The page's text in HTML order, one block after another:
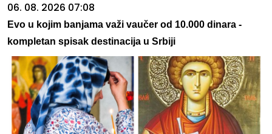
06. 08. 2026 07:08
Evo u kojim banjama važi vaučer od 10.000 dinara -
kompletan spisak destinacija u Srbiji